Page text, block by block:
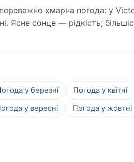
хмарна погода: у
Ясне сонце — рідкість;
у березні Погода у квітні
у вересні Погода у жовтні